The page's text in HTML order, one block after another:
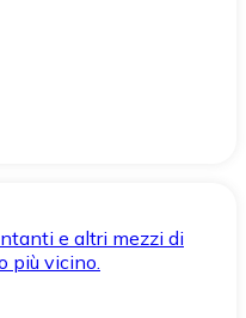
e altri mezzi di
più vicino.